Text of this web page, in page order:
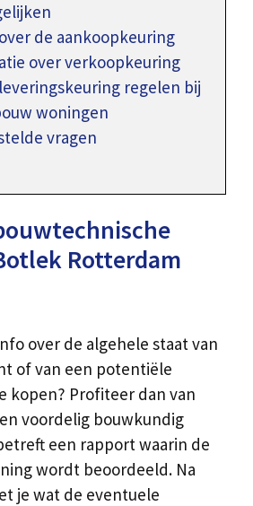
de aankoopkeuring
over verkoopkeuring
regelen bij
woningen
vragen
Rotterdam
over de algehele staat van
of van een potentiële
kopen? Profiteer dan van
voordelig bouwkundig
een rapport waarin de
wordt beoordeeld. Na
je wat de eventuele